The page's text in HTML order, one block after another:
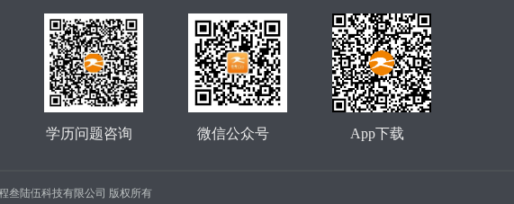
App下载
微信公众号
学历问题咨询
叁陆伍科技有限公司 版权所有